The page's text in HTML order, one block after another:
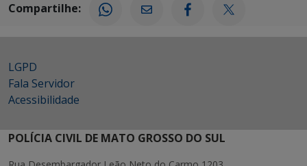
Compartilhe:
LGPD
Fala Servidor
Acessibilidade
POLÍCIA CIVIL DE MATO GROSSO DO SUL